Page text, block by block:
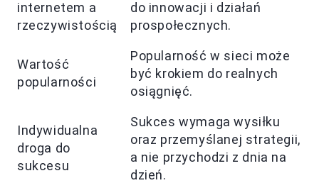
internetem a
rzeczywistością
do innowacji i działań
prospołecznych.
Wartość
popularności
Popularność w sieci może
być krokiem do realnych
osiągnięć.
Indywidualna
droga do
sukcesu
Sukces wymaga wysiłku
oraz przemyślanej strategii,
a nie przychodzi z dnia na
dzień.